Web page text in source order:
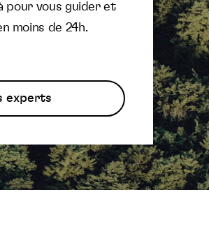
pour vous guider et
moins de 24h.
experts